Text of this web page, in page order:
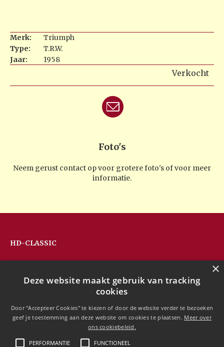
Merk:
Triumph
Type:
T.R.W.
Jaar:
1958
Verkocht
Foto's
Neem gerust contact op voor grotere foto's of voor meer
informatie.
HD-CLASSIC
Hans Devos
3128 Baal
+32(0)477 88 81 84
info@hd-classic.be
×
Deze website maakt gebruik van tracking
cookies
Door "Accepteer Cookies" te kiezen of door de website verder te bezoeken
geef je toestemming aan deze website om cookies te plaatsen. Meer over
ons cookiebeleid.
PERFORMANTIE FUNCTIONEEL